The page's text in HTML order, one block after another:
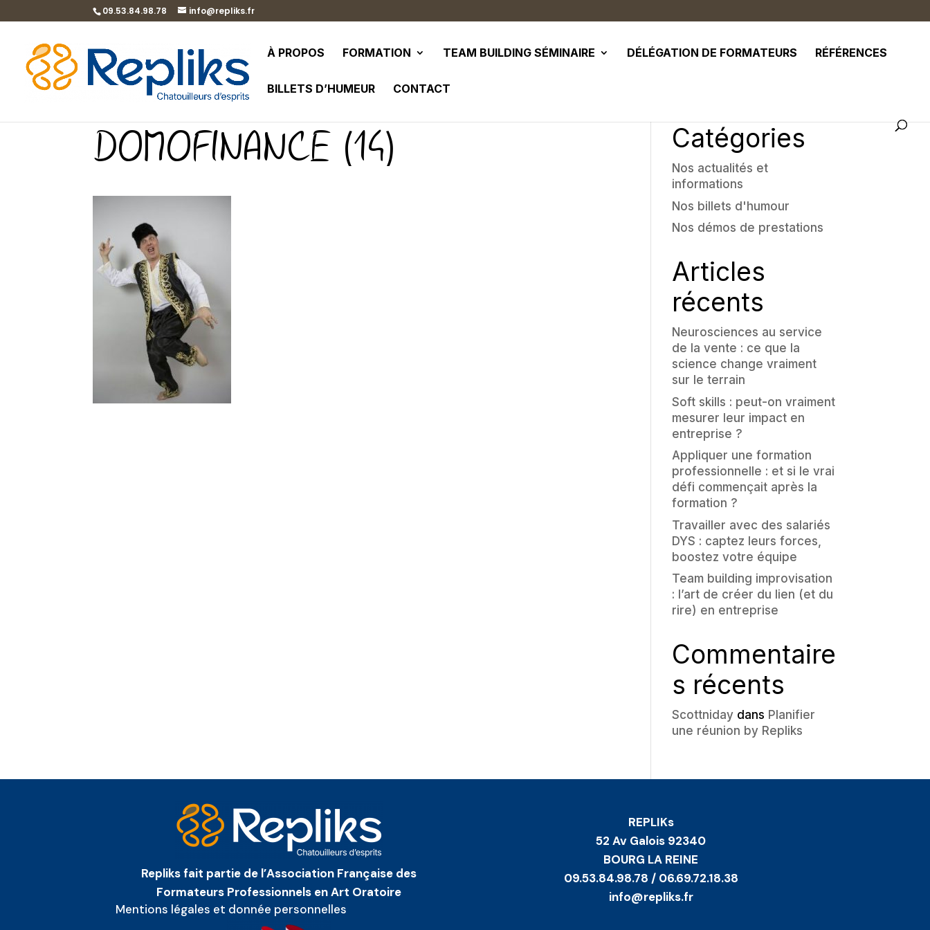
09.53.84.98.78 info@repliks.fr
À PROPOS FORMATION TEAM BUILDING SÉMINAIRE DÉLÉGATION DE FORMATEURS RÉFÉRENCES
BILLETS D’HUMEUR CONTACT
DOMOFINANCE (14) Catégories
Nos actualités et
informations
Nos billets d'humour
Nos démos de prestations
Articles
récents
Neurosciences au service
de la vente : ce que la
science change vraiment
sur le terrain
Soft skills : peut-on vraiment
mesurer leur impact en
entreprise ?
Appliquer une formation
professionnelle : et si le vrai
défi commençait après la
formation ?
Travailler avec des salariés
DYS : captez leurs forces,
boostez votre équipe
Team building improvisation
: l’art de créer du lien (et du
rire) en entreprise
Commentaire
s récents
Scottnidaydans Planifier
une réunion by Repliks
Repliks fait partie de l’Association Française des
Formateurs Professionnels en Art Oratoire
Mentions légales et donnée personnelles
REPLIKs
52 Av Galois 92340
BOURG LA REINE
09.53.84.98.78 / 06.69.72.18.38
info@repliks.fr